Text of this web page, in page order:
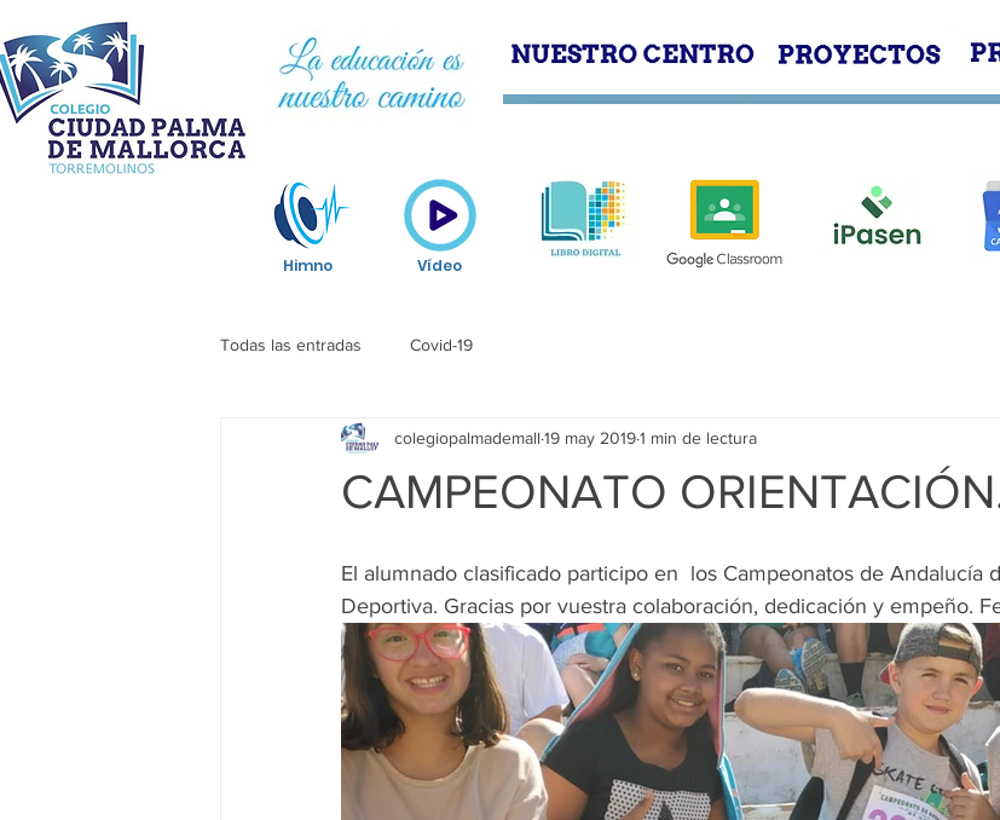
HOME NUESTRO CENTRO
Himno Vídeo
Todas las entradas Covid-19
CAMPEONATO
colegiopalmademall 19 may 20191 min de lectura
El alumnado clasificado participo en  los Campeonatos de Andalucía
Deportiva. Gracias por vuestra colaboración, dedicación y empeño.